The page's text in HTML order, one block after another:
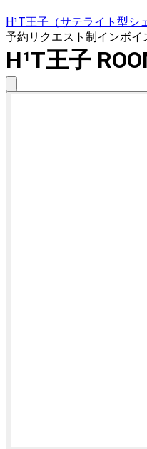
H¹T王子（サテライト型シ
予約リクエスト制インボイ
H¹T王子